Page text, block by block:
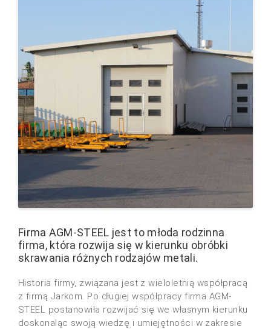
Firma AGM-STEEL jest to młoda rodzinna
firma, która rozwija się w kierunku obróbki
skrawania różnych rodzajów metali.
Historia firmy, związana jest z wieloletnią współpracą
z firmą Jarkom. Po długiej współpracy firma AGM-
STEEL postanowiła rozwijać się we własnym kierunku
doskonaląc swoją wiedzę i umiejętności w zakresie